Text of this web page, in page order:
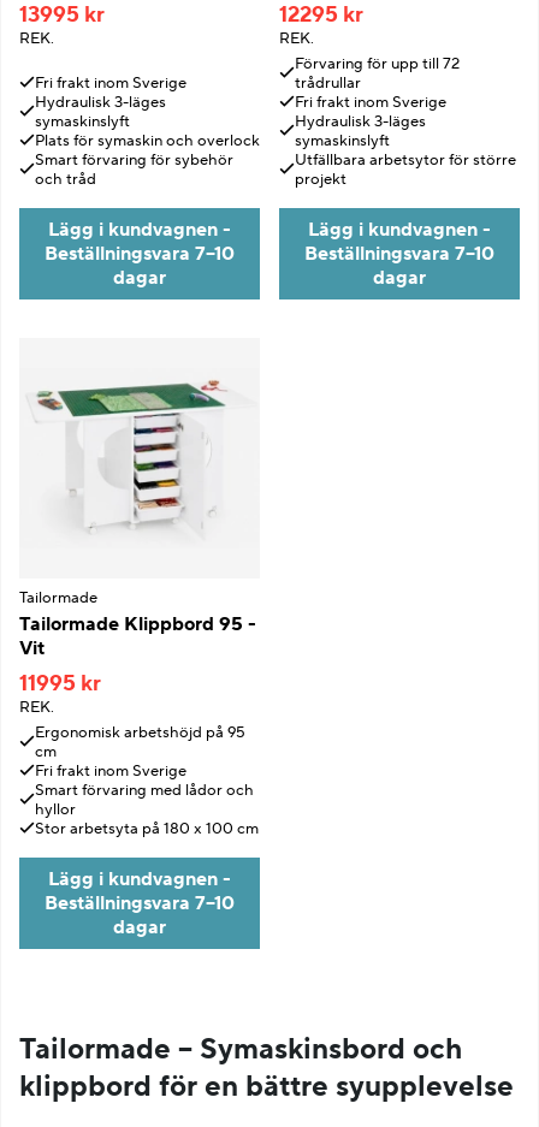
13995 kr
REK.
Fri frakt inom Sverige
Hydraulisk 3-läges
symaskinslyft
Plats för symaskin och overlock
Smart förvaring för sybehör
och tråd
Lägg i kundvagnen -
Beställningsvara 7–10
dagar
12295 kr
REK.
Förvaring för upp till 72
trådrullar
Fri frakt inom Sverige
Hydraulisk 3-läges
symaskinslyft
Utfällbara arbetsytor för större
projekt
Lägg i kundvagnen -
Beställningsvara 7–10
dagar
Tailormade
Tailormade Klippbord 95 -
Vit
11995 kr
REK.
Ergonomisk arbetshöjd på 95
cm
Fri frakt inom Sverige
Smart förvaring med lådor och
hyllor
Stor arbetsyta på 180 x 100 cm
Lägg i kundvagnen -
Beställningsvara 7–10
dagar
Tailormade – Symaskinsbord och
klippbord för en bättre syupplevelse